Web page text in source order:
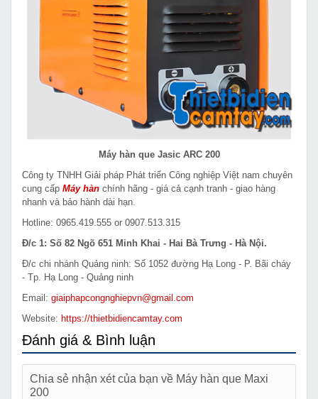
Máy hàn que Jasic ARC 200
Công ty TNHH Giải pháp Phát triển Công nghiệp Việt nam chuyên
cung cấp Máy hàn chính hãng - giá cả cạnh tranh - giao hàng
nhanh và bảo hành dài hạn.
Hotline: 0965.419.555 or 0907.513.315
Đ/c 1: Số 82 Ngõ 651 Minh Khai - Hai Bà Trưng - Hà Nội.
Đ/c chi nhánh Quảng ninh: Số 1052 đường Hạ Long - P. Bãi cháy
- Tp. Hạ Long - Quảng ninh
Email: giaiphapcongnghiepvn@gmail.com
Website: https://thietbidiencamtay.com
Đánh giá & Bình luận
Chia sẻ nhận xét của bạn về Máy hàn que Maxi
200